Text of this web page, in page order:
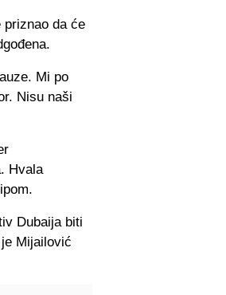
da će
Mi po
Nisu naši
Hvala
Dubaija biti
Mijailović